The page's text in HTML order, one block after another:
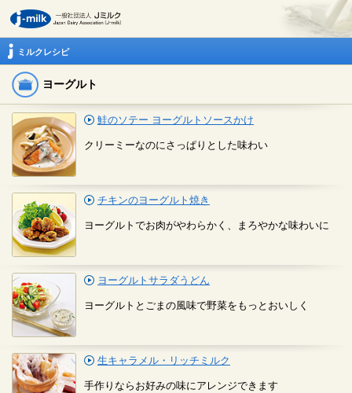
ミルクレシピ
ヨーグルト
鮭のソテー ヨーグルトソースかけ
クリーミーなのにさっぱりとした味わい
チキンのヨーグルト焼き
ヨーグルトでお肉がやわらかく、まろやかな味わいに
ヨーグルトサラダうどん
ヨーグルトとごまの風味で野菜をもっとおいしく
生キャラメル・リッチミルク
手作りならお好みの味にアレンジできます